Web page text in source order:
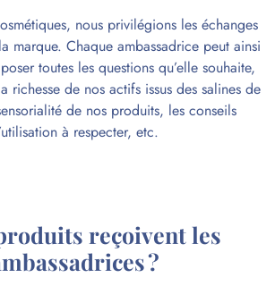
nous privilégions les échanges
marque. Chaque ambassadrice peut ainsi
toutes les questions qu’elle souhaite,
richesse de nos actifs issus des salines de
de nos produits, les conseils
à respecter, etc.
reçoivent les
?